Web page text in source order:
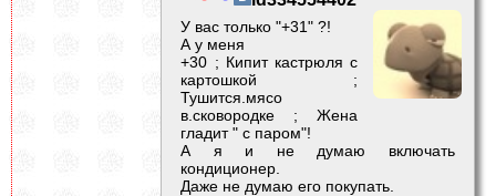
У вас только "+31" ?!
А у меня
+30 ; Кипит кастрюля с
картошкой ;
Тушится.мясо
в.сковородке ; Жена
гладит " с паром"!
А я и не думаю включать
кондиционер.
Даже не думаю его покупать.